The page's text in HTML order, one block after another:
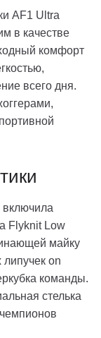
AF1 Ultra
в качестве
комфорт
всего дня.
включила
Flyknit Low
майку
on
команды.
стелька